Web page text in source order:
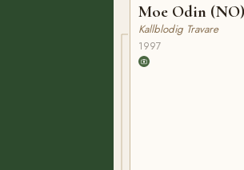
Moe Odin (NO)
Kallblodig Travare
1997